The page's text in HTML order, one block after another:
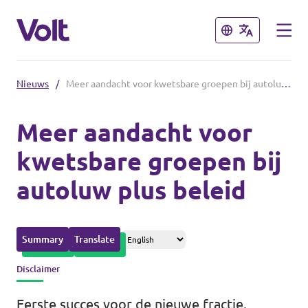
Sluiten
Overzicht fracties en communities
Fracties
Zuid-Holland
Delft
Rotterdam
Sluiten
Standpunten
Over Volt
Mensen
Nieuws / Meer aandacht voor kwetsbare groepen bij autoluw plus beleid
Meer aandacht voor
kwetsbare groepen bij
autoluw plus beleid
Summary Translate
Disclaimer
Eerste succes voor de nieuwe fractie.